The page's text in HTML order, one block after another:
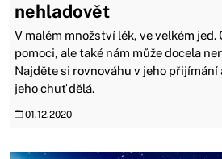
nehladovět
V malém množství lék, ve velkém jed.
pomoci, ale také nám může docela
Najděte si rovnováhu v jeho přijímání
jeho chuť dělá.
01.12.2020